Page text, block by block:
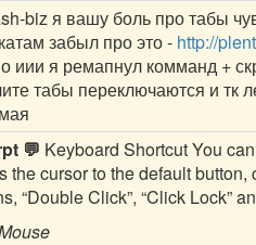
bizя вашу боль про табы
забыл про это - http://
иии я ремапнул комманд +
табы переключаются и тк
💬 Keyboard Shortcut You
the cursor to the default
“Double Click”, “Click Lock”